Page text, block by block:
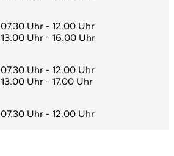
07.30 Uhr - 12.00 Uhr
13.00 Uhr - 16.00 Uhr
07.30 Uhr - 12.00 Uhr
13.00 Uhr - 17.00 Uhr
07.30 Uhr - 12.00 Uhr